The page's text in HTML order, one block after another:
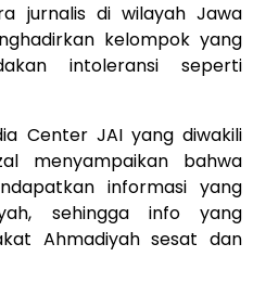
jurnalis di wilayah Jawa
kelompok yang
intoleransi seperti
Center JAI yang diwakili
menyampaikan bahwa
informasi yang
sehingga info yang
Ahmadiyah sesat dan